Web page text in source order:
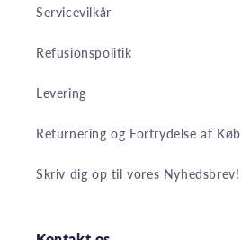
Servicevilkår
Refusionspolitik
Levering
Returnering og Fortrydelse af Køb
Skriv dig op til vores Nyhedsbrev!